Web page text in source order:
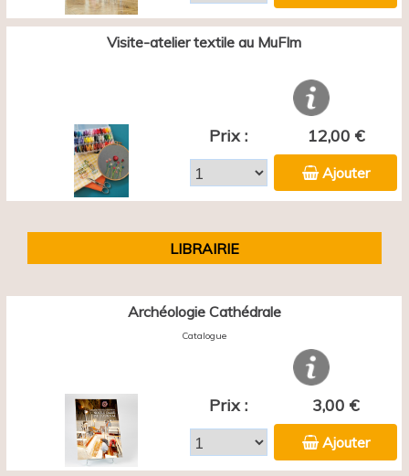
Visite-atelier textile au MuFIm
Prix : 12,00 €
Ajouter
LIBRAIRIE
Archéologie Cathédrale
Catalogue
Prix : 3,00 €
Ajouter